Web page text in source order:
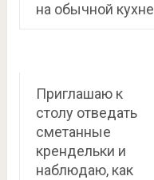
на обычной кухне
Приглашаю к
столу отведать
сметанные
крендельки и
наблюдаю, как